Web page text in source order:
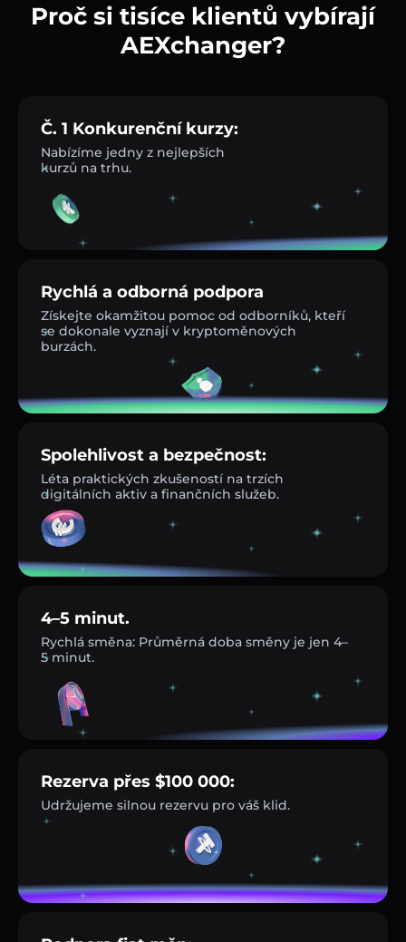
Proč si tisíce klientů vybírají
AEXchanger?
Č. 1 Konkurenční kurzy:
Nabízíme jedny z nejlepších
kurzů na trhu.
Rychlá a odborná podpora
Získejte okamžitou pomoc od odborníků, kteří
se dokonale vyznají v kryptoměnových
burzách.
Spolehlivost a bezpečnost:
Léta praktických zkušeností na trzích
digitálních aktiv a finančních služeb.
4–5 minut.
Rychlá směna: Průměrná doba směny je jen 4–
5 minut.
Rezerva přes $100 000:
Udržujeme silnou rezervu pro váš klid.